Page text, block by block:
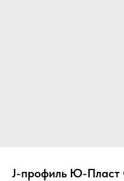
J-профиль Ю-Пласт